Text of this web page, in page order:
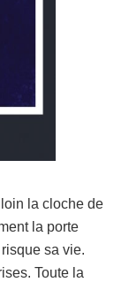
la cloche de
la porte
sa vie.
Toute la